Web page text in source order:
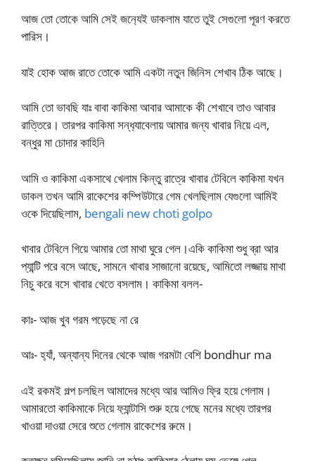
আজ তো তোকে আমি সেই জন‍্যেই ডাকলাম যাতে তুই সেগুলো পূরণ করতে
পারিস।
যাই হোক আজ রাতে তোকে আমি একটা নতুন জিনিস শেখাব ঠিক আছে।
আমি তো ভাবছি যাঃ বাবা কাকিমা আবার আমাকে কী শেখাবে তাও আবার
রাত্তিরে। তারপর কাকিমা সন্ধ‍্যাবেলায় আমার জন্য খাবার নিয়ে এল,
বন্ধুর মা চোদার কাহিনি
আমি ও কাকিমা একসাথে খেলাম কিন্তু রাত্রে খাবার টেবিলে কাকিমা যখন
ডাকল তখন আমি রাকেশের কম্পিউটারে গেম খেলছিলাম যেগুলো আমিই
ওকে দিয়েছিলাম, bengali new choti golpo
খাবার টেবিলে গিয়ে আমার তো মাথা ঘুরে গেল।একি কাকিমা শুধু ব্রা আর
প্যান্টি পরে বসে আছে, সামনে খাবার সাজানো রয়েছে, আমিতো লজ্জায় মাথা
নিচু করে বসে খাবার খেতে বসলাম। কাকিমা বলল-
কাঃ- আজ খুব গরম পড়েছে না রে
আঃ- হ‍্যাঁ, অন্যান্য দিনের থেকে আজ গরমটা বেশি bondhur ma
এই রকমই গল্প চলছিল আমাদের মধ্যে আর আমিও ফ্রি হয়ে গেলাম।
আমারতো কাকিমাকে নিয়ে ফ‍্যান্টাসি শুরু হয়ে গেছে মনের মধ্যে তারপর
খাওয়া দাওয়া সেরে শুতে গেলাম রাকেশের রুমে।